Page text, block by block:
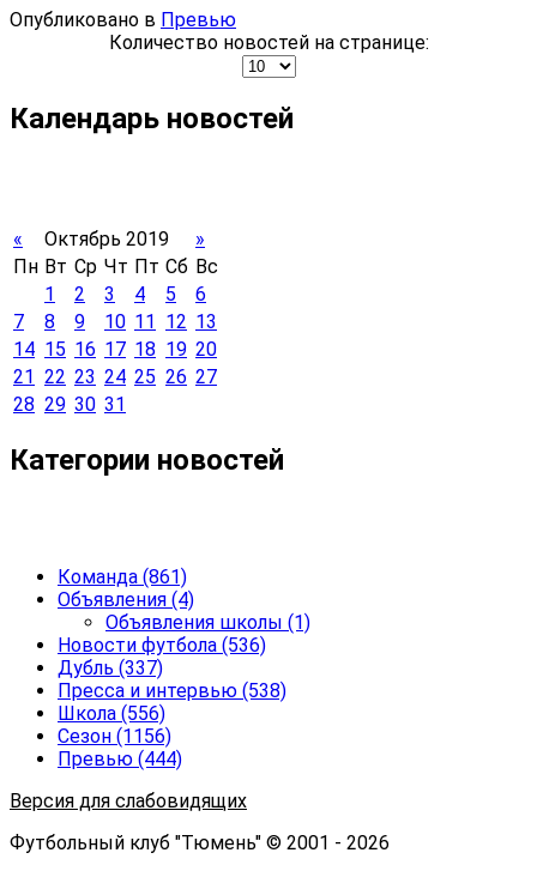
Опубликовано в Превью
Количество новостей на странице:
Календарь новостей
« Октябрь 2019
»
Пн Вт Ср Чт Пт Сб Вс
1
2 3 4 5
6
7
8 9 10 11 12 13
14 15 16 17 18 19 20
21 22 23 24 25 26 27
28 29 30 31
Категории новостей
Команда (861)
Объявления (4)
Объявления школы (1)
Новости футбола (536)
Дубль (337)
Пресса и интервью (538)
Школа (556)
Сезон (1156)
Превью (444)
Версия для слабовидящих
Футбольный клуб "Тюмень" © 2001 - 2026